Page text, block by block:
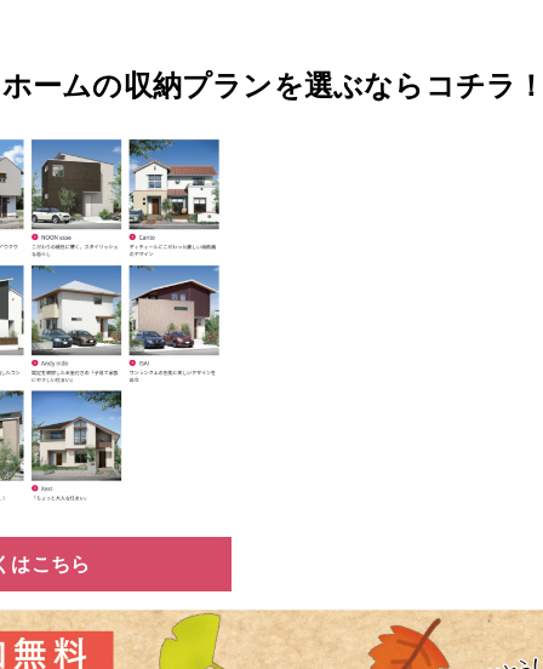
ームの収納プランを選ぶならコチラ
はこちら